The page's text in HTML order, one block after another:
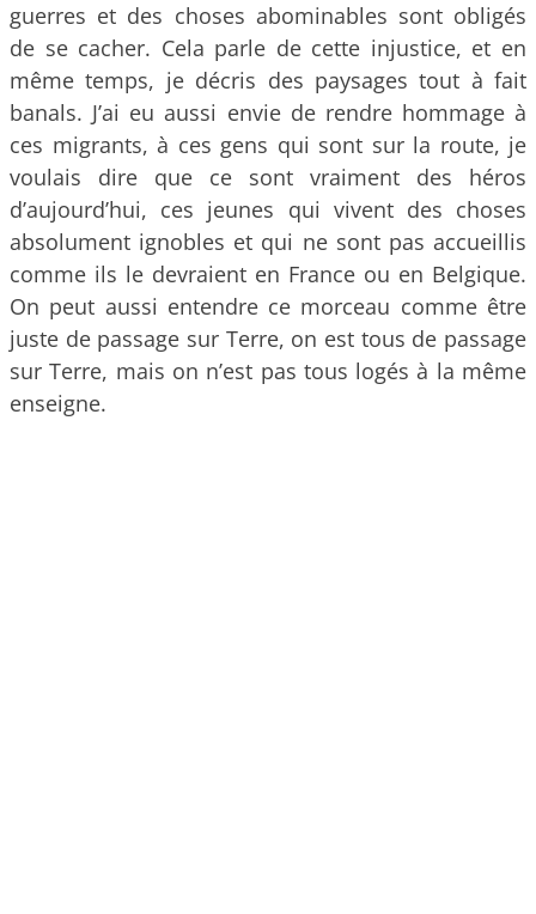
guerres et des choses abominables sont obligés
de se cacher. Cela parle de cette injustice, et en
même temps, je décris des paysages tout à fait
banals. J’ai eu aussi envie de rendre hommage à
ces migrants, à ces gens qui sont sur la route, je
voulais dire que ce sont vraiment des héros
d’aujourd’hui, ces jeunes qui vivent des choses
absolument ignobles et qui ne sont pas accueillis
comme ils le devraient en France ou en Belgique.
On peut aussi entendre ce morceau comme être
juste de passage sur Terre, on est tous de passage
sur Terre, mais on n’est pas tous logés à la même
enseigne.